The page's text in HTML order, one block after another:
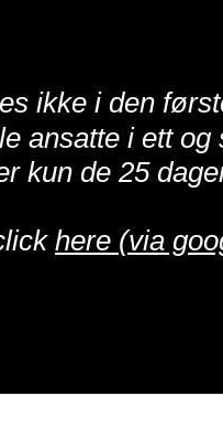
ikke i den
ansatte i ett
kun de 25
here (via